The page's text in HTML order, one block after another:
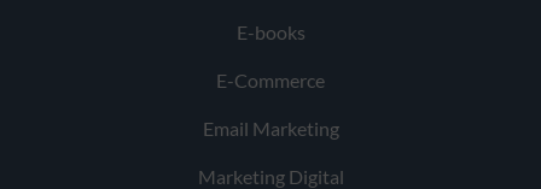
E-books
E-Commerce
Email Marketing
Marketing Digital